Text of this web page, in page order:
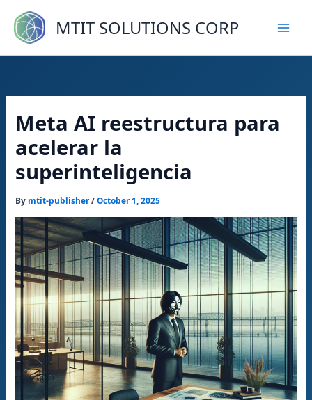
content
MTIT SOLUTIONS CORP
Meta AI reestructura para
acelerar la
superinteligencia
By mtit-publisher/October 1, 2025